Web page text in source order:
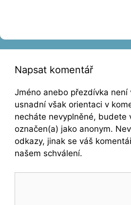
Napsat komentář
Jméno anebo přezdívka není
usnadní však orientaci v
necháte nevyplněné, budete
označen(a) jako anonym.
odkazy, jinak se váš
našem schválení.